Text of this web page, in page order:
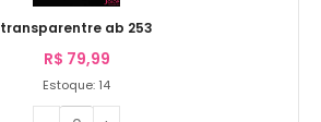
transparentre ab 253
R$ 79,99
Estoque: 14